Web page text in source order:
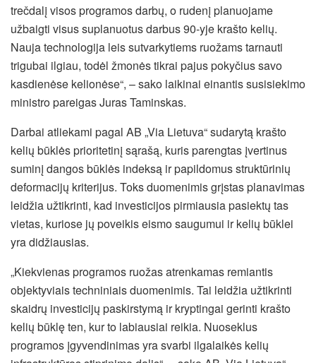
trečdalį visos programos darbų, o rudenį planuojame
užbaigti visus suplanuotus darbus 90-yje krašto kelių.
Nauja technologija leis sutvarkytiems ruožams tarnauti
trigubai ilgiau, todėl žmonės tikrai pajus pokyčius savo
kasdienėse kelionėse“, – sako laikinai einantis susisiekimo
ministro pareigas Juras Taminskas.
Darbai atliekami pagal AB „Via Lietuva“ sudarytą krašto
kelių būklės prioritetinį sąrašą, kuris parengtas įvertinus
suminį dangos būklės indeksą ir papildomus struktūrinių
deformacijų kriterijus. Toks duomenimis grįstas planavimas
leidžia užtikrinti, kad investicijos pirmiausia pasiektų tas
vietas, kuriose jų poveikis eismo saugumui ir kelių būklei
yra didžiausias.
„Kiekvienas programos ruožas atrenkamas remiantis
objektyviais techniniais duomenimis. Tai leidžia užtikrinti
skaidrų investicijų paskirstymą ir kryptingai gerinti krašto
kelių būklę ten, kur to labiausiai reikia. Nuoseklus
programos įgyvendinimas yra svarbi ilgalaikės kelių